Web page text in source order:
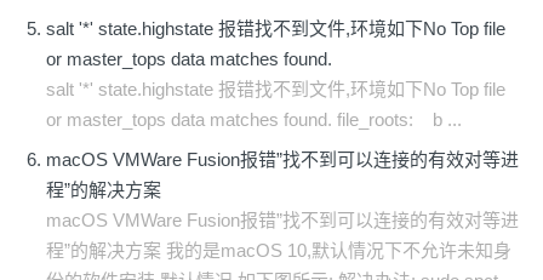
salt '*' state.highstate 报错找不到文件,环境如下No Top file
or master_tops data matches found.
salt '*' state.highstate 报错找不到文件,环境如下No Top file
or master_tops data matches found. file_roots: b ...
macOS VMWare Fusion报错”找不到可以连接的有效对等进
程”的解决方案
macOS VMWare Fusion报错”找不到可以连接的有效对等进
程”的解决方案 我的是macOS 10,默认情况下不允许未知身